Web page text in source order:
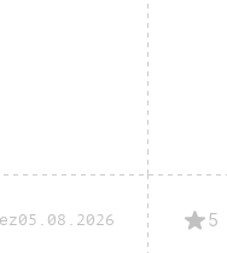
05.08.2026 5